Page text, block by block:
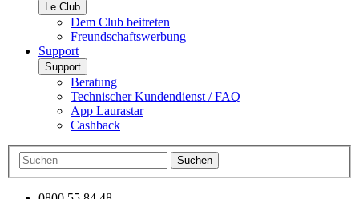
Le Club
Dem Club beitreten
Freundschaftswerbung
Support
Support
Beratung
Technischer Kundendienst / FAQ
App Laurastar
Cashback
Suchen